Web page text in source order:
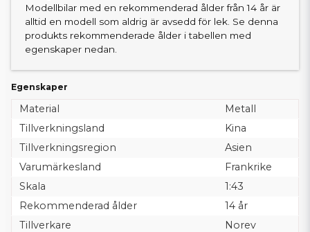
Modellbilar med en rekommenderad ålder från 14 år är
alltid en modell som aldrig är avsedd för lek. Se denna
produkts rekommenderade ålder i tabellen med
egenskaper nedan.
Egenskaper
Material
Metall
Tillverkningsland
Kina
Tillverkningsregion
Asien
Varumärkesland
Frankrike
Skala
1:43
Rekommenderad ålder
14 år
Tillverkare
Norev